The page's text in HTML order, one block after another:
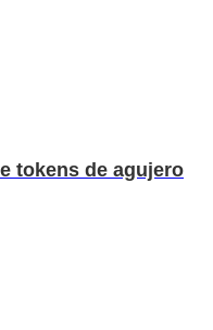
tokens de agujero